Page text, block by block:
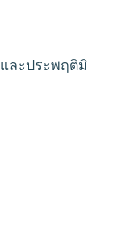
และประพฤติมิ